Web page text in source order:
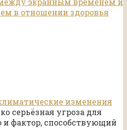
изменения
серьёзная угроза для
и фактор, способствующий